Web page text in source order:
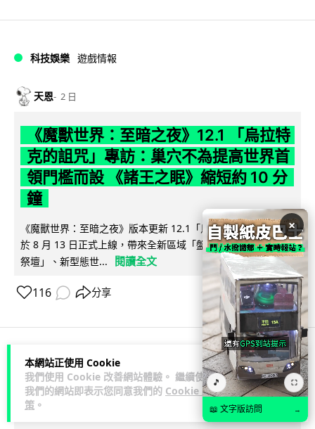
本網站正使用 Cookie
我們使用 Cookie 改善網站體驗。 繼續使用
我們的網站即表示您同意我們的 Cookie 政
策 。
科技娛樂 遊戲情報
天恩 2 日
《魔獸世界：至暗之夜》12.1 「烏拉特
克的詛咒」專訪：巢穴不為提高世界首
領門檻而設 《諸王之眠》縮短約 10 分
鐘
《魔獸世界：至暗之夜》版本更新 12.1「烏拉特克的詛咒」將
於 8 月 13 日正式上線，帶來全新區域「盤蛇島」、地城「毒牙
祭壇」、新型態世...
閱讀全文
116 分享
科技娛樂 遊戲情報
Lawton
×
🎵 ⛶
📖 文字版訪問 →